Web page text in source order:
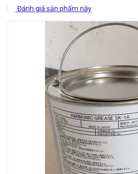
Đánh giá sản phẩm này